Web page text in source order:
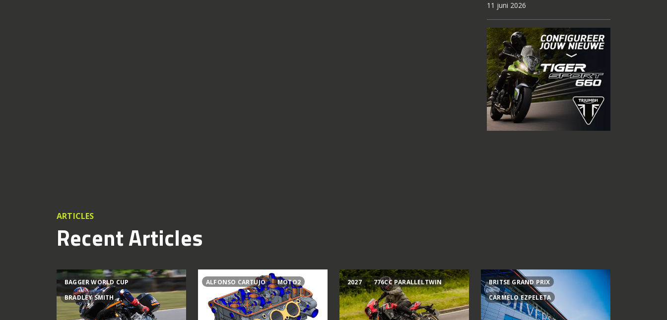
11 juni 2026
ARTICLES
Recent Articles
BAGGER WORLD CUP
BRADLEY SMITH
ALFONSO CARTUJO MOTO2 2027 776CC PARALLELTWIN
BRITSE GRAND PRIX
CARMELO EZPELETA